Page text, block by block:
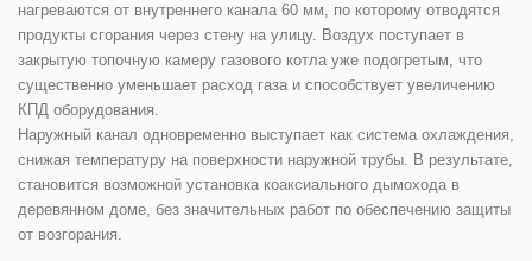
нагреваются от внутреннего канала 60 мм, по которому отводятся
продукты сгорания через стену на улицу. Воздух поступает в
закрытую топочную камеру газового котла уже подогретым, что
существенно уменьшает расход газа и способствует увеличению
КПД оборудования.
Наружный канал одновременно выступает как система охлаждения,
снижая температуру на поверхности наружной трубы. В результате,
становится возможной установка коаксиального дымохода в
деревянном доме, без значительных работ по обеспечению защиты
от возгорания.